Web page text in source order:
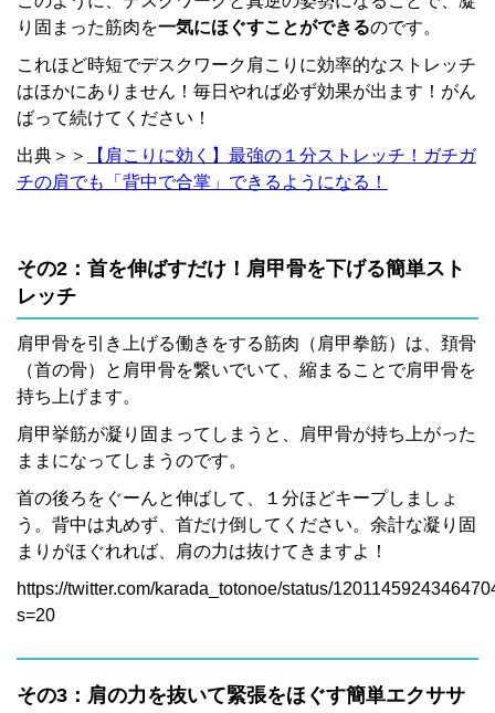
り固まった筋肉を一気にほぐすことができるのです。
これほど時短でデスクワーク肩こりに効率的なストレッチ
はほかにありません！毎日やれば必ず効果が出ます！がん
ばって続けてください！
出典＞＞
【肩こりに効く】最強の１分ストレッチ！ガチガ
チの肩でも「背中で合掌」できるようになる！
その2：首を伸ばすだけ！肩甲骨を下げる簡単スト
レッチ
肩甲骨を引き上げる働きをする筋肉（肩甲拳筋）は、頚骨
（首の骨）と肩甲骨を繋いでいて、縮まることで肩甲骨を
持ち上げます。
肩甲挙筋が凝り固まってしまうと、肩甲骨が持ち上がった
ままになってしまうのです。
首の後ろをぐーんと伸ばして、１分ほどキープしましょ
う。背中は丸めず、首だけ倒してください。余計な凝り固
まりがほぐれれば、肩の力は抜けてきますよ！
https://twitter.com/karada_totonoe/status/
s=20
その3：肩の力を抜いて緊張をほぐす簡単エクササ